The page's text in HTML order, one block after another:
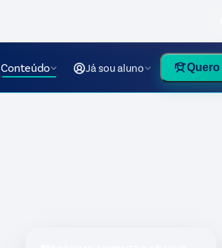
Conteúdo Já sou aluno